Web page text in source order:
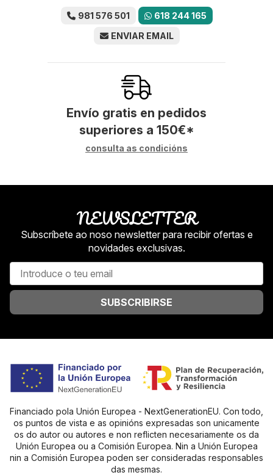
981 576 501
618 244 165
ENVIAR EMAIL
Envío gratis en pedidos
superiores a 150€*
consulta as condicións
NEWSLETTER
Subscríbete ao noso newsletter para recibir ofertas e
novidades exclusivas.
SUBSCRIBIRSE
Financiado pola Unión Europea - NextGenerationEU. Con todo,
os puntos de vista e as opinións expresadas son unicamente
os do autor ou autores e non reflicten necesariamente os da
Unión Europea ou a Comisión Europea. Nin a Unión Europea
nin a Comisión Europea poden ser consideradas responsables
das mesmas.